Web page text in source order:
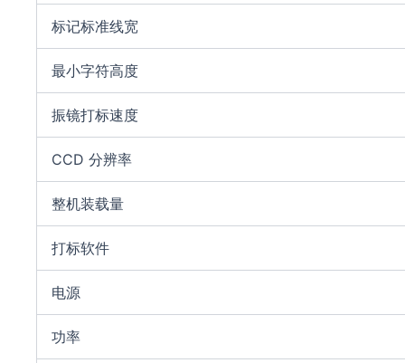
标记标准线宽
最小字符高度
振镜打标速度
CCD 分辨率
整机装载量
打标软件
电源
功率